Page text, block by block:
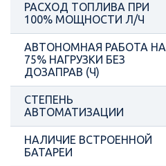
РАСХОД ТОПЛИВА ПРИ
100% МОЩНОСТИ Л/Ч
АВТОНОМНАЯ РАБОТА НА
75% НАГРУЗКИ БЕЗ
ДОЗАПРАВ (Ч)
СТЕПЕНЬ
АВТОМАТИЗАЦИИ
НАЛИЧИЕ ВСТРОЕННОЙ
БАТАРЕИ